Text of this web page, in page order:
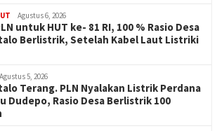
Agustus 6, 2026
untuk HUT ke- 81 RI, 100 % Rasio Desa
Berlistrik, Setelah Kabel Laut Listriki
Agustus 5, 2026
Terang. PLN Nyalakan Listrik Perdana
Dudepo, Rasio Desa Berlistrik 100